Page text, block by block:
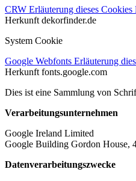
CRW Erläuterung dieses Cookies
Herkunft dekorfinder.de
System Cookie
Google Webfonts Erläuterung
Herkunft fonts.google.com
Dies ist eine Sammlung von
Verarbeitungsunternehmen
Google Ireland Limited
Google Building Gordon House,
Datenverarbeitungszwecke